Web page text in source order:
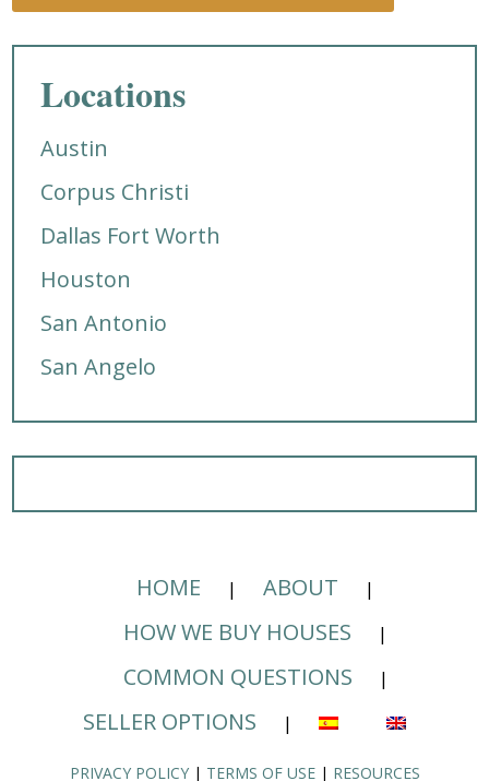
Locations
Austin
Corpus Christi
Dallas Fort Worth
Houston
San Antonio
San Angelo
HOME
ABOUT
HOW WE BUY HOUSES
COMMON QUESTIONS
SELLER OPTIONS
PRIVACY POLICY| TERMS OF USE| RESOURCES